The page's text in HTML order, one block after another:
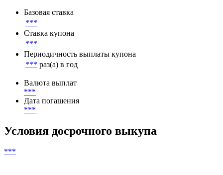
Параметры денежного потока
Базовая ставка
***
Ставка купона
Периодичность выплаты купона
*** раз(а) в год
Дата погашения